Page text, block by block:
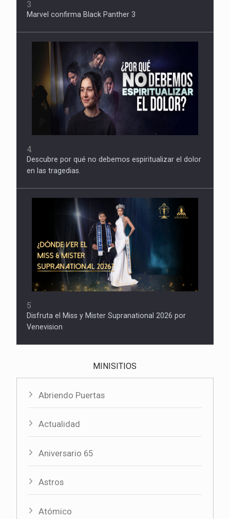
3
Marvel confirma Black Panther 3
4
Descubre por qué no debemos espiritualizar el dolor
en las tragedias.
5
Disfruta el Miss y Mister Supranational 2026 por
Venevision
MINISITIOS
Abriendo Puertas
Actualidad
Aniversario 65
Astros
Atómico